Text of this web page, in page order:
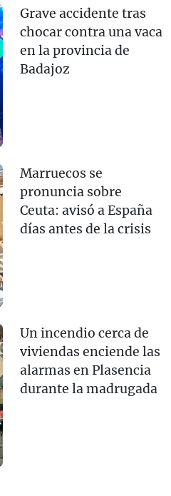
Grave accidente tras
chocar contra una vaca
en la provincia de
Badajoz
Marruecos se
pronuncia sobre
Ceuta: avisó a España
días antes de la crisis
Un incendio cerca de
viviendas enciende las
alarmas en Plasencia
durante la madrugada